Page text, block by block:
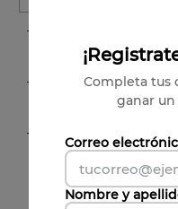
Características
Temperatura
16-17°C
Decantación:
Abrir 45 minutos
Conoce a nuestros
Completa tus
ganar
Correo
Nombre y